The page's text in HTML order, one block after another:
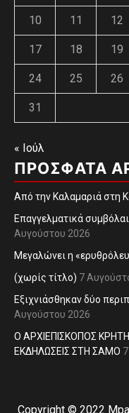
10 11 12
17 18 19
24 25 26
31
« Ιούλ
ΠΡΌΣΦΑΤΑ
Από την Καλαμαριά στη
Επαγγελματικά
Αυγούστου 2026
Μεγαλώνει η
(χωρίς τίτλο) 7
Εξιχνιάσθηκαν δύο
Αυγούστου 2026
Ο ΑΡΧΙΕΠΙΣΚΟΠΟΣ
ΕΚΔΗΛΩΣΕΙΣ ΣΤΗ ΣΑΜΟ
Copyright © 2022